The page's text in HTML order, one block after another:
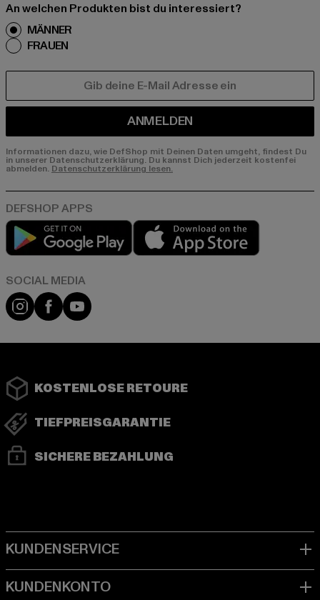
An welchen Produkten bist du interessiert?
MÄNNER
FRAUEN
ANMELDEN
Informationen dazu, wie DefShop mit Deinen Daten umgeht, findest Du
in unserer Datenschutzerklärung. Du kannst Dich jederzeit kostenfei
abmelden. Datenschutzerklärung lesen.
Play market
Instagram
FacebookYouTube
KOSTENLOSE RETOURE
TIEFPREISGARANTIE
SICHERE BEZAHLUNG